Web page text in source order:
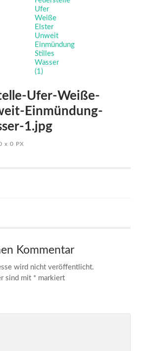
Ufer-Weiße-
Einmündung-
1.jpg
x 0 PX
Kommentar
wird nicht veröffentlicht.
sind mit * markiert